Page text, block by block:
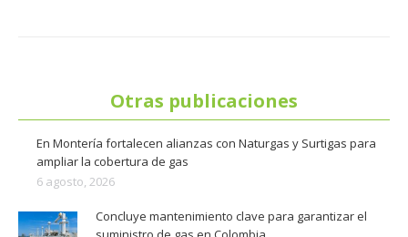
Otras publicaciones
En Montería fortalecen alianzas con Naturgas y Surtigas para
ampliar la cobertura de gas
6 agosto, 2026
Concluye mantenimiento clave para garantizar el